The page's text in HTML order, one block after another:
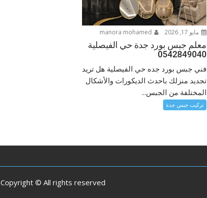
مايو 17, 2026
معلم جبس بورد جدة حي الفيصلية
0542849040
فني جبس بورد جده حي الفيصلية هل تريد
تجديد منزلك باحدث الديكورات والأشكال
المختلفة من الجبس...
تركيب جبس جدة
Copyright © All rights reserved